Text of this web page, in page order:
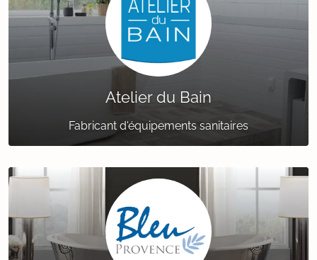
Atelier du Bain
Fabricant d'équipements sanitaires